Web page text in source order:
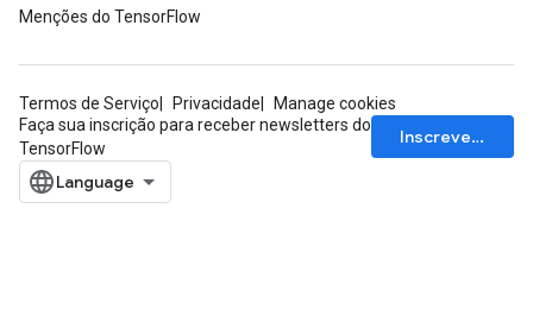
Menções do TensorFlow
Termos de Serviço Privacidade
Manage cookies
Faça sua inscrição para receber newsletters do
TensorFlow
Inscrever-se